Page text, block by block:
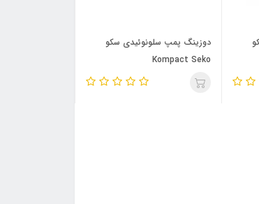
دوزینگ پمپ سلونوئیدی سکو
Kompact Seko